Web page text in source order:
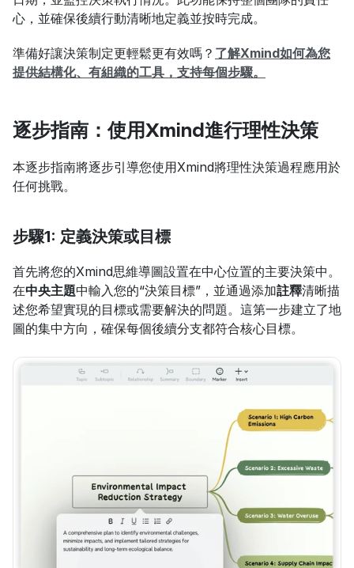
心，並確保後續行動清晰地定義並按時完成。
準備好讓決策制定更輕鬆更有效嗎？ 了解Xmind如何為您
提供結構化、有組織的工具，支持每個步驟。
逐步指南：使用Xmind進行理性決策
本逐步指南將逐步引導您使用Xmind將理性決策過程應用於
任何挑戰。
步驟1: 定義決策或目標
首先將您的Xmind思維導圖設置在中心位置的主要決策中。
在中央主題中輸入您的“決策目標”，並通過添加註釋清晰描
述您希望實現的目標或需要解決的問題。這第一步建立了地
圖的集中方向，確保每個後續分支都符合核心目標。